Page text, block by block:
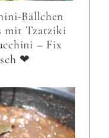
Bällchen
mit Tzatziki
– Fix
❤